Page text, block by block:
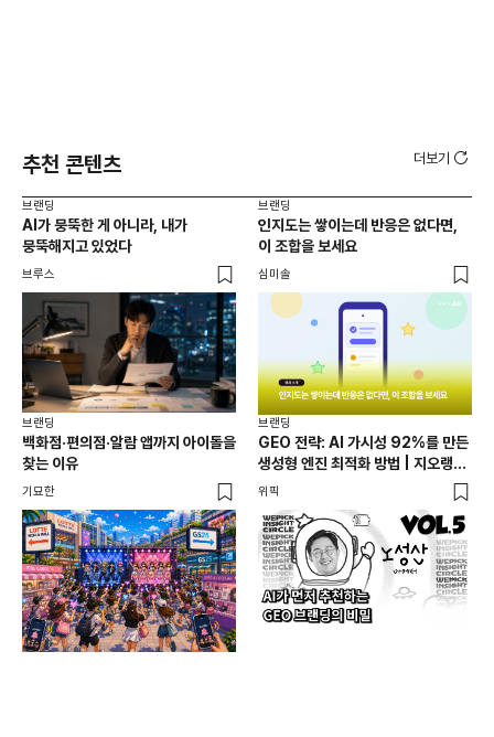
추천 콘텐츠 더보기
브랜딩
AI가 뭉뚝한 게 아니라, 내가
뭉뚝해지고 있었다
브루스
브랜딩
인지도는 쌓이는데 반응은 없다면,
이 조합을 보세요
심미솔
브랜딩
백화점·편의점·알람 앱까지 아이돌을
찾는 이유
기묘한
브랜딩
GEO 전략: AI 가시성 92%를 만든
생성형 엔진 최적화 방법 | 지오랭크
노성산 대표
위픽